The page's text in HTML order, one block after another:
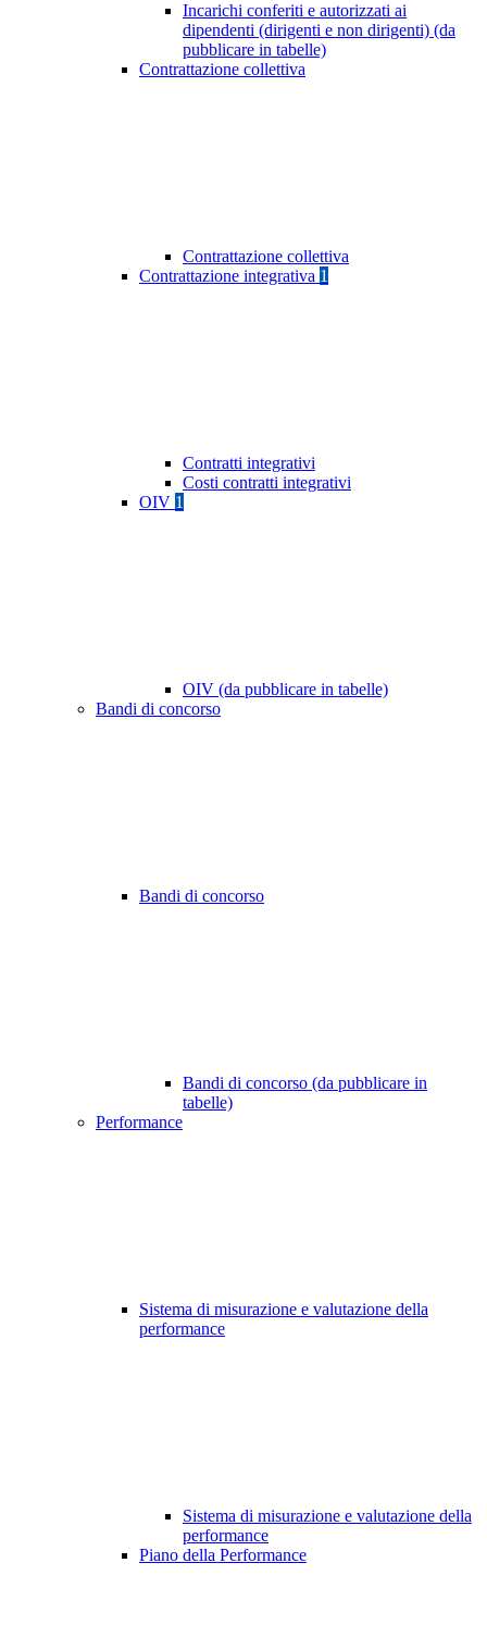
Incarichi conferiti e autorizzati ai
dipendenti (dirigenti e non dirigenti) (da
pubblicare in tabelle)
Contrattazione collettiva
Contrattazione collettiva
Contrattazione integrativa 1
Contratti integrativi
Costi contratti integrativi
OIV 1
OIV (da pubblicare in tabelle)
Bandi di concorso
Bandi di concorso
Bandi di concorso (da pubblicare in
tabelle)
Performance
Sistema di misurazione e valutazione della
performance
Sistema di misurazione e valutazione della
performance
Piano della Performance